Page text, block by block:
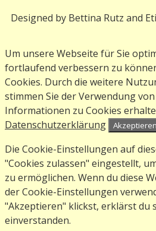
Designed by Bettina Rutz and
Um unsere Webseite für Sie
fortlaufend verbessern zu
Cookies. Durch die weitere
stimmen Sie der Verwendung
Informationen zu Cookies
Datenschutzerklärung
Akzeptieren
Die Cookie-Einstellungen auf
"Cookies zulassen" eingestellt,
zu ermöglichen. Wenn du diese
der Cookie-Einstellungen
"Akzeptieren" klickst, erklärst du
einverstanden.